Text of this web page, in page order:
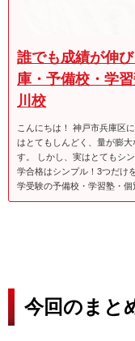
誰でも成績が伸
庫・予備校・学
川校
こんにちは！ 神戸市兵庫区
はとてもしんどく、量が膨
す。 しかし、実はとてもシ
学合格はシンプル！3つだけ
学受験の予備校・学習塾・個
今回のまと